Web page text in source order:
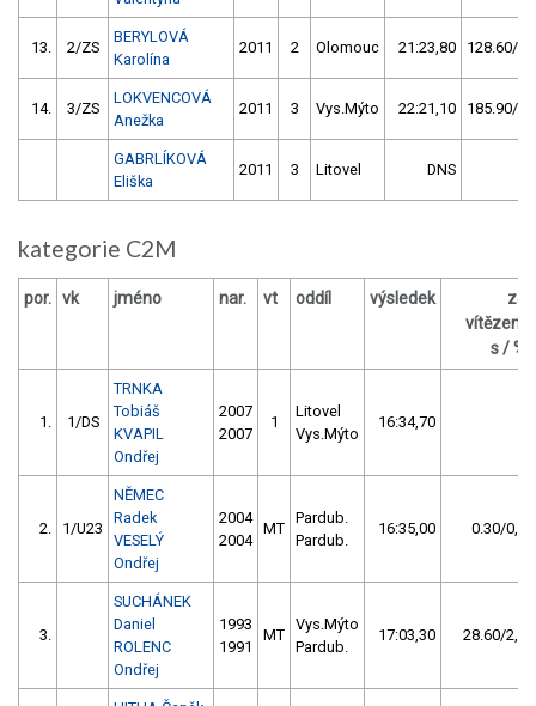
13. 2/ZS
BERYLOVÁ
Karolína
2011 2 Olomouc 21:23,80 128.60/
14. 3/ZS
LOKVENCOVÁ
Anežka
2011 3 Vys.Mýto 22:21,10 185.90/
GABRLÍKOVÁ
Eliška
2011 3 Litovel DNS
kategorie C2M
por. vk jméno nar. vt oddíl výsledek
za
vítězem
s / %
1. 1/DS
TRNKA
Tobiáš
KVAPIL
Ondřej
2007
2007
1
Litovel
Vys.Mýto
16:34,70
2. 1/U23
NĚMEC
Radek
VESELÝ
Ondřej
2004
2004
MT
Pardub.
Pardub.
16:35,00 0.30/0,0
3.
SUCHÁNEK
Daniel
ROLENC
Ondřej
1993
1991
MT
Vys.Mýto
Pardub.
17:03,30 28.60/2,9